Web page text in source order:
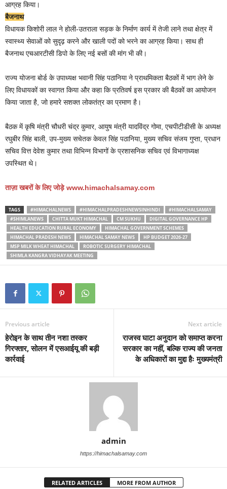
आग्रह किया।
बैजनाथ
विधायक किशोरी लाल ने होली-उतराला सड़क के निर्माण कार्य में तेजी लाने तथा क्षेत्र में
स्वास्थ्य सेवाओं को सुदृढ़ करने और खाली पदों को भरने का आग्रह किया। साथ ही
बैजनाथ एचआरटीसी डिपो के लिए नई बसों की मांग भी की।
राज्य योजना बोर्ड के उपाध्यक्ष भवानी सिंह पठानिया ने प्राथमिकता बैठकों में भाग लेने के
लिए विधायकों का स्वागत किया और कहा कि प्रतिवर्ष इस प्रकार की बैठकों का आयोजन
किया जाता है, जो हमारे सशक्त लोकतंत्र का प्रमाण है।
बैठक में कृषि मंत्री चौधरी चंद्र कुमार, आयुष मंत्री यादविंद्र गोमा, एचपीटीडीसी के अध्यक्ष
रघुबीर सिंह बाली, उप-मुख्य सचेतक केवल सिंह पठानिया, मुख्य सचिव संजय गुप्ता, प्रधान
सचिव वित्त देवेश कुमार तथा विभिन्न विभागों के प्रशासनिक सचिव एवं विभागाध्यक्ष
उपस्थित थे।
ताज़ा खबरों के लिए जोड़े www.himachalsamay.com
TAGS #HIMACHALNEWS #HIMACHALPRADESHNEWSINHINDI
#HIMACHALSAMAY
#SHIMLANEWS
CHITTA MUKT HIMACHAL CM SUKHU
DIGITAL GOVERNANCE HP
HEALTH EDUCATION RURAL ECONOMY
HIMACHAL GOVERNMENT SCHEMES
HIMACHAL PRADESH NEWS
HIMACHAL SAMAY NEWS
HP BUDGET 2026-27
MSP MILK WHEAT HIMACHAL
ROBOTIC SURGERY HIMACHAL
SHIMLA KANGRA VIDHAYAK MEETING
Previous article
हेरोइन के साथ तीन नशा तस्कर
गिरफ्तार, सोलन में एसआईयू की बड़ी
कार्रवाई
Next article
राजस्व घाटा अनुदान को समाप्त करना
सरकार का नहीं, बल्कि राज्य की जनता
के अधिकारों का मुद्दा हैः मुख्यमंत्री
admin
https://himachalsamay.com
RELATED ARTICLES MORE FROM AUTHOR